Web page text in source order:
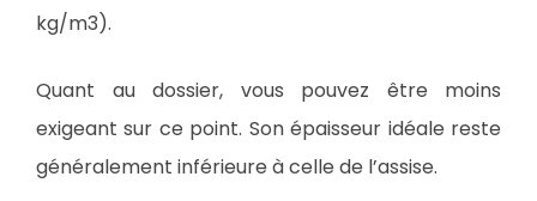
kg/m3).
Quant au dossier, vous pouvez être moins
exigeant sur ce point. Son épaisseur idéale reste
généralement inférieure à celle de l’assise.